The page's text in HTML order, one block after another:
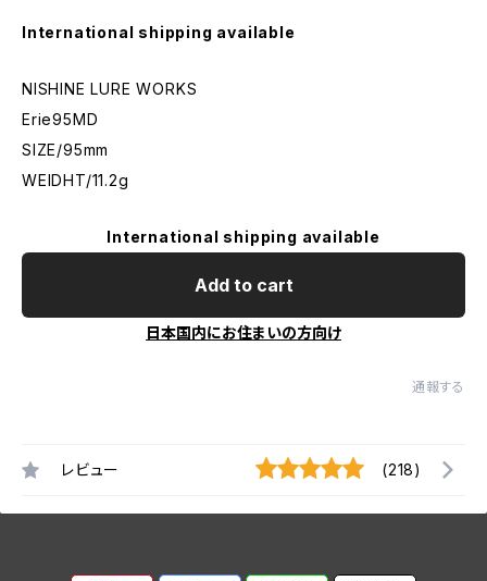
International shipping available
NISHINE LURE WORKS
Erie95MD
SIZE/95mm
WEIDHT/11.2g
International shipping available
Add to cart
日本国内にお住まいの方向け
通報する
レビュー (218)